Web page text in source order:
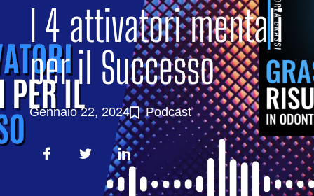
I 4 attivatori mentali
per il Successo
Gennaio 22, 2024 Podcast